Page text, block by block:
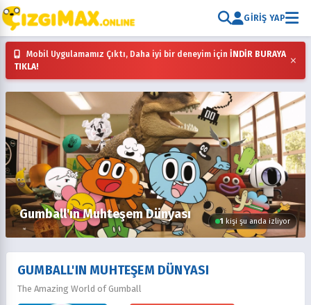
GIRIŞ YAP
Mobil Uygulamamız Çıktı, Daha iyi bir deneyim için İNDİR BURAYA
TIKLA!
×
Gumball'ın Muhteşem Dünyası 1 kişi şu anda izliyor
GUMBALL'IN MUHTEŞEM DÜNYASI
The Amazing World of Gumball